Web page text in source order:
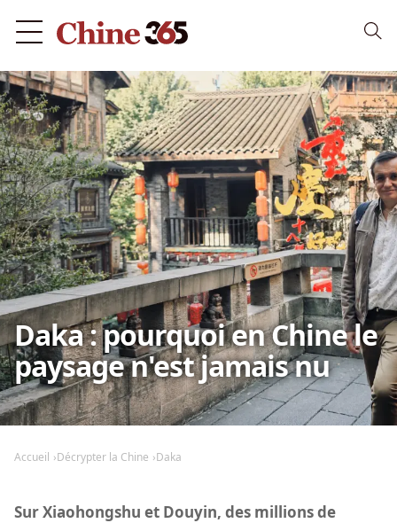
Daka : pourquoi en Chine le
paysage n'est jamais nu
Accueil Décrypter la Chine Daka
Sur Xiaohongshu et Douyin, des millions de